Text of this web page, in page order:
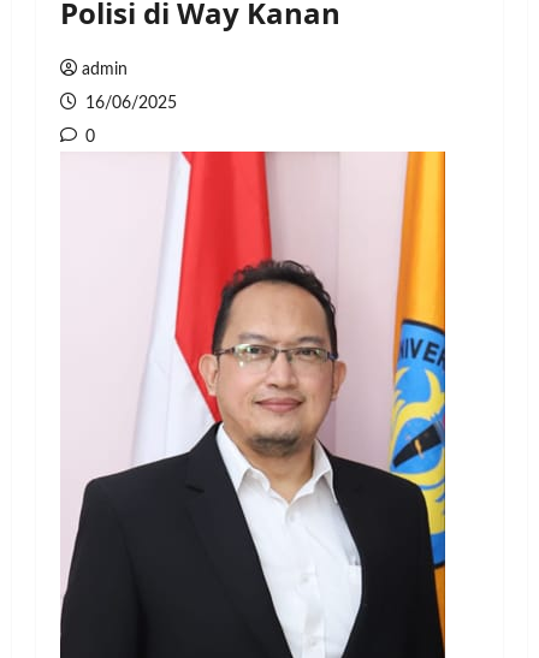
Polisi di Way Kanan
admin
16/06/2025
0